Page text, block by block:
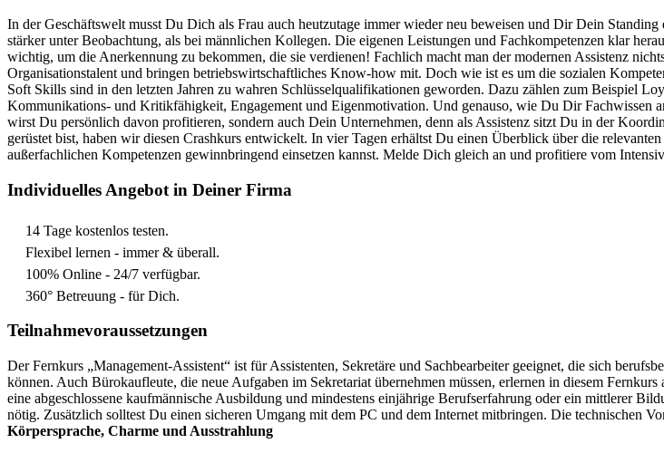
In der Geschäftswelt musst Du Dich als Frau auch heutzutage immer wieder neu beweisen und Dir Dein
stärker unter Beobachtung, als bei männlichen Kollegen. Die eigenen Leistungen und Fachkompetenzen klar
wichtig, um die Anerkennung zu bekommen, die sie verdienen! Fachlich macht man der modernen Assistenz
Organisationstalent und bringen betriebswirtschaftliches Know-how mit. Doch wie ist es um die sozialen
Soft Skills sind in den letzten Jahren zu wahren Schlüsselqualifikationen geworden. Dazu zählen zum Beispiel
Kommunikations- und Kritikfähigkeit, Engagement und Eigenmotivation. Und genauso, wie Du Dir Fachwissen
wirst Du persönlich davon profitieren, sondern auch Dein Unternehmen, denn als Assistenz sitzt Du in der
gerüstet bist, haben wir diesen Crashkurs entwickelt. In vier Tagen erhältst Du einen Überblick über die
außerfachlichen Kompetenzen gewinnbringend einsetzen kannst. Melde Dich gleich an und profitiere vom
Individuelles Angebot in Deiner Firma
14 Tage kostenlos testen.
Flexibel lernen - immer & überall.
100% Online - 24/7 verfügbar.
360° Betreuung - für Dich.
Teilnahmevoraussetzungen
Der Fernkurs „Management-Assistent“ ist für Assistenten, Sekretäre und Sachbearbeiter geeignet, die sich
können. Auch Bürokaufleute, die neue Aufgaben im Sekretariat übernehmen müssen, erlernen in diesem
eine abgeschlossene kaufmännische Ausbildung und mindestens einjährige Berufserfahrung oder ein mittlerer
nötig. Zusätzlich solltest Du einen sicheren Umgang mit dem PC und dem Internet mitbringen. Die technischen
Körpersprache, Charme und Ausstrahlung